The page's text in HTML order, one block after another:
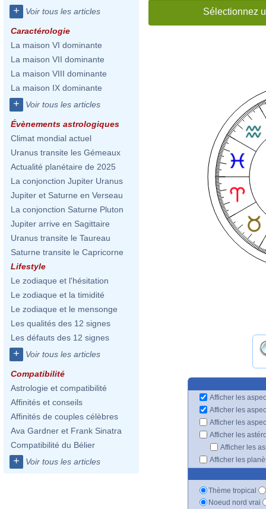
+ Voir tous les articles
Caractérologie
La maison VI dominante
La maison VII dominante
La maison VIII dominante
La maison IX dominante
+ Voir tous les articles
Évènements astrologiques
Climat mondial actuel
Uranus transite les Gémeaux
Actualité planétaire de 2025
La conjonction Jupiter Uranus
Jupiter et Saturne en Verseau
La conjonction Saturne Pluton
Jupiter arrive en Sagittaire
Uranus transite le Taureau
Saturne transite le Capricorne
Lifestyle
Le zodiaque et l'hésitation
Le zodiaque et la timidité
Le zodiaque et le mensonge
Les qualités des 12 signes
Les défauts des 12 signes
+ Voir tous les articles
Compatibilité
Astrologie et compatibilité
Affinités et conseils
Affinités de couples célèbres
Ava Gardner et Frank Sinatra
Compatibilité du Bélier
+ Voir tous les articles
Sélectionnez
Afficher les
Afficher les
Afficher les
Afficher les
Afficher les
Afficher les
Thème tropical
Noeud nord vrai